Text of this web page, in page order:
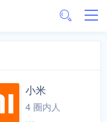
小米
4 圈内人